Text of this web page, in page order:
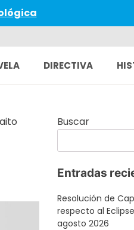
DIRECTIVA
Buscar
Entradas
Resolución de
respecto al
agosto 2026